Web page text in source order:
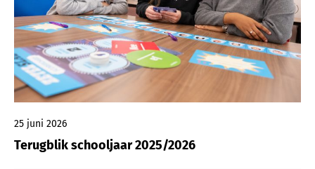
25 juni 2026
Terugblik schooljaar 2025/2026